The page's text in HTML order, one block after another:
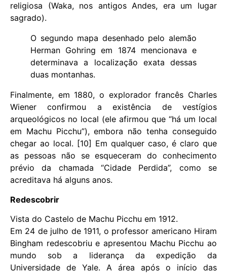
religiosa (Waka, nos antigos Andes, era um lugar
sagrado).
O segundo mapa desenhado pelo alemão
Herman Gohring em 1874 mencionava e
determinava a localização exata dessas
duas montanhas.
Finalmente, em 1880, o explorador francês Charles
Wiener confirmou a existência de vestígios
arqueológicos no local (ele afirmou que “há um local
em Machu Picchu”), embora não tenha conseguido
chegar ao local. [10] Em qualquer caso, é claro que
as pessoas não se esqueceram do conhecimento
prévio da chamada “Cidade Perdida”, como se
acreditava há alguns anos.
Redescobrir
Vista do Castelo de Machu Picchu em 1912.
Em 24 de julho de 1911, o professor americano Hiram
Bingham redescobriu e apresentou Machu Picchu ao
mundo sob a liderança da expedição da
Universidade de Yale. A área após o início das